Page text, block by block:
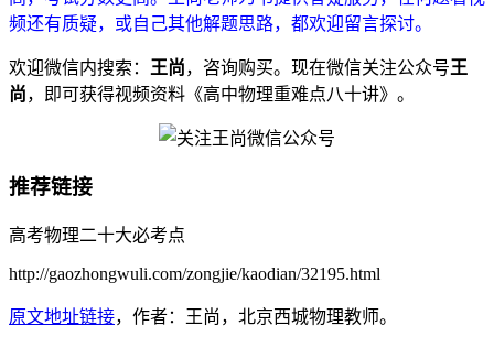
频还有质疑，或自己其他解题思路，都欢迎留言探讨。
欢迎微信内搜索： 王尚，咨询购买。现在微信关注公众号王
尚，即可获得视频资料《高中物理重难点八十讲》。
推荐链接
高考物理二十大必考点
http://gaozhongwuli.com/zongjie/kaodian/32195.html
原文地址链接，作者：王尚，北京西城物理教师。